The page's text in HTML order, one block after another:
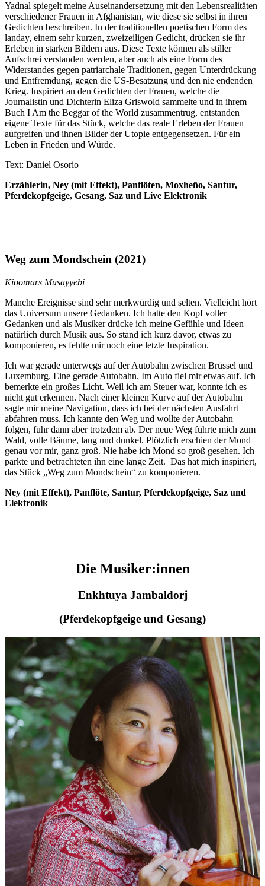
Yadnal spiegelt meine Auseinandersetzung mit den Lebensrealitäten
verschiedener Frauen in Afghanistan, wie diese sie selbst in ihren
Gedichten beschreiben. In der traditionellen poetischen Form des
landay, einem sehr kurzen, zweizeiligen Gedicht, drücken sie ihr
Erleben in starken Bildern aus. Diese Texte können als stiller
Aufschrei verstanden werden, aber auch als eine Form des
Widerstandes gegen patriarchale Traditionen, gegen Unterdrückung
und Entfremdung, gegen die US-Besatzung und den nie endenden
Krieg. Inspiriert an den Gedichten der Frauen, welche die
Journalistin und Dichterin Eliza Griswold sammelte und in ihrem
Buch I Am the Beggar of the World zusammentrug, entstanden
eigene Texte für das Stück, welche das reale Erleben der Frauen
aufgreifen und ihnen Bilder der Utopie entgegensetzen. Für ein
Leben in Frieden und Würde.
Text: Daniel Osorio
Erzählerin, Ney (mit Effekt), Panflöten, Moxheño, Santur,
Pferdekopfgeige, Gesang, Saz und Live Elektronik
Weg zum Mondschein (2021)
Kioomars Musayyebi
Manche Ereignisse sind sehr merkwürdig und selten. Vielleicht hört
das Universum unsere Gedanken. Ich hatte den Kopf voller
Gedanken und als Musiker drücke ich meine Gefühle und Ideen
natürlich durch Musik aus. So stand ich kurz davor, etwas zu
komponieren, es fehlte mir noch eine letzte Inspiration.
Ich war gerade unterwegs auf der Autobahn zwischen Brüssel und
Luxemburg. Eine gerade Autobahn. Im Auto fiel mir etwas auf. Ich
bemerkte ein großes Licht. Weil ich am Steuer war, konnte ich es
nicht gut erkennen. Nach einer kleinen Kurve auf der Autobahn
sagte mir meine Navigation, dass ich bei der nächsten Ausfahrt
abfahren muss. Ich kannte den Weg und wollte der Autobahn
folgen, fuhr dann aber trotzdem ab. Der neue Weg führte mich zum
Wald, volle Bäume, lang und dunkel. Plötzlich erschien der Mond
genau vor mir, ganz groß. Nie habe ich Mond so groß gesehen. Ich
parkte und betrachteten ihn eine lange Zeit. Das hat mich inspiriert,
das Stück „Weg zum Mondschein“ zu komponieren.
Ney (mit Effekt), Panflöte, Santur, Pferdekopfgeige, Saz und
Elektronik
Die Musiker:innen
Enkhtuya Jambaldorj
(Pferdekopfgeige und Gesang)